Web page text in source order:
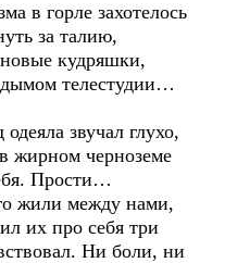
в горле захотелось
за талию,
кудряшки,
телестудии…
звучал глухо,
жирном черноземе
Прости…
жили между нами,
их про себя три
Ни боли, ни